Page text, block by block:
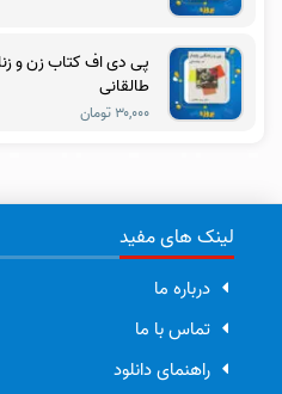
پی دی اف کتاب زن و
طالقانی
۳۰,۰۰۰ تومان
لینک های مفید
درباره ما
تماس با ما
راهنمای دانلود